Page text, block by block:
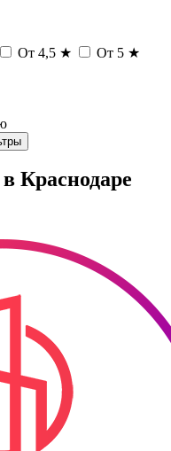
От 4,5 ★ От 5 ★
Краснодаре